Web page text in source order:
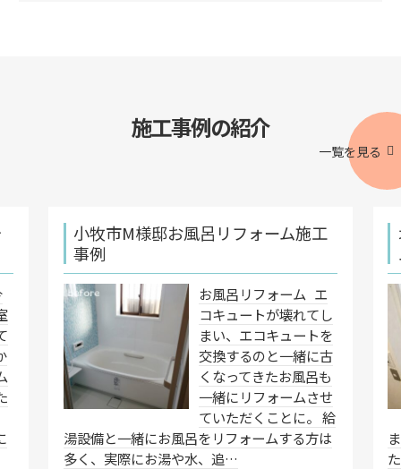
施工事例の紹介
一覧を見る
小牧市M様邸お風呂リフォーム施工
事例
お風呂リフォーム エ
コキュートが壊れてし
まい、エコキュートを
交換するのと一緒に古
くなってきたお風呂も
一緒にリフォームさせ
ていただくことに。 給
湯設備と一緒にお風呂をリフォームする方は
多く、実際にお湯や水、追…